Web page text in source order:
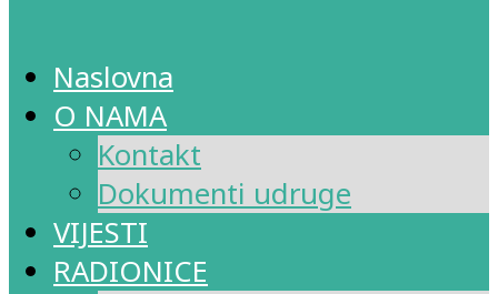
Naslovna
O NAMA
Kontakt
Dokumenti udruge
VIJESTI
RADIONICE